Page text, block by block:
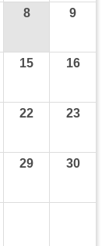
8 9
15 16
22 23
29 30